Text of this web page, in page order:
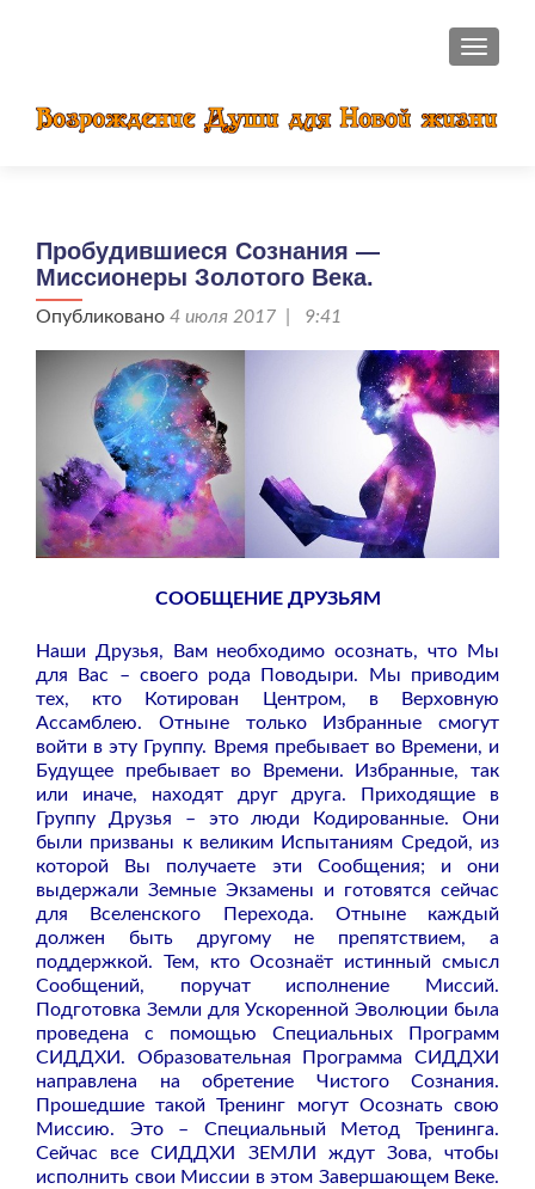
Пробудившиеся Сознания —
Миссионеры Золотого Века.
Опубликовано 4 июля 2017 | 9:41
СООБЩЕНИЕ ДРУЗЬЯМ
Наши Друзья, Вам необходимо осознать, что Мы
для Вас – своего рода Поводыри. Мы приводим
тех, кто Котирован Центром, в Верховную
Ассамблею. Отныне только Избранные смогут
войти в эту Группу. Время пребывает во Времени, и
Будущее пребывает во Времени. Избранные, так
или иначе, находят друг друга. Приходящие в
Группу Друзья – это люди Кодированные. Они
были призваны к великим Испытаниям Средой, из
которой Вы получаете эти Сообщения; и они
выдержали Земные Экзамены и готовятся сейчас
для Вселенского Перехода. Отныне каждый
должен быть другому не препятствием, а
поддержкой. Тем, кто Осознаёт истинный смысл
Сообщений, поручат исполнение Миссий.
Подготовка Земли для Ускоренной Эволюции была
проведена с помощью Специальных Программ
СИДДХИ. Образовательная Программа СИДДХИ
направлена на обретение Чистого Сознания.
Прошедшие такой Тренинг могут Осознать свою
Миссию. Это – Специальный Метод Тренинга.
Сейчас все СИДДХИ ЗЕМЛИ ждут Зова, чтобы
исполнить свои Миссии в этом Завершающем Веке.